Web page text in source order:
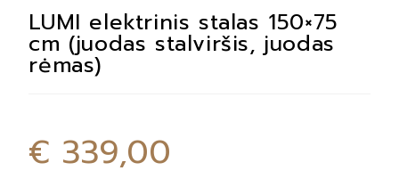
LUMI elektrinis stalas 150×75
cm (juodas stalviršis, juodas
rėmas)
€ 339,00